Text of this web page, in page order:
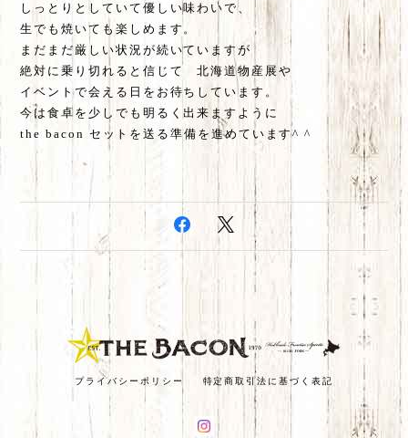
しっとりとしていて優しい味わいで、
生でも焼いても楽しめます。
まだまだ厳しい状況が続いていますが
絶対に乗り切れると信じて 北海道物産展や
イベントで会える日をお待ちしています。
今は食卓を少しでも明るく出来ますように
the bacon セットを送る準備を進めています^ ^
プライバシーポリシー 特定商取引法に基づく表記